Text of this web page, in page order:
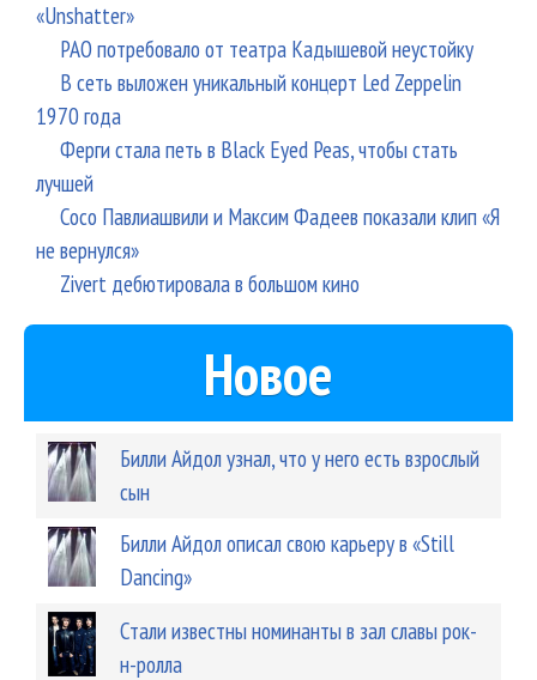
«Unshatter»
РАО потребовало от театра Кадышевой неустойку
В сеть выложен уникальный концерт Led Zeppelin
1970 года
Ферги стала петь в Black Eyed Peas, чтобы стать
лучшей
Сосо Павлиашвили и Максим Фадеев показали клип «Я
не вернулся»
Zivert дебютировала в большом кино
Новое
Билли Айдол узнал, что у него есть взрослый
сын
Билли Айдол описал свою карьеру в «Still
Dancing»
Стали известны номинанты в зал славы рок-
н-ролла